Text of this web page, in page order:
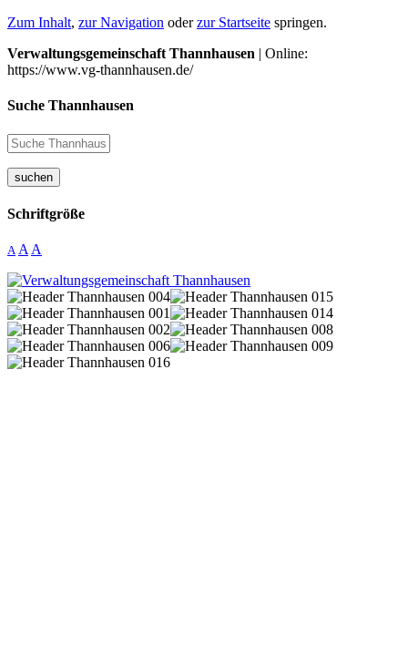
Zum Inhalt, zur Navigation oderzur Startseite springen.
Verwaltungsgemeinschaft Thannhausen | Online:
https://www.vg-thannhausen.de/
Suche Thannhausen
suchen
Schriftgröße
A A A